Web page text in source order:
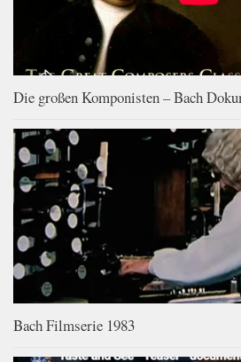
Die großen Komponisten – Bach
Bach Filmserie 1983